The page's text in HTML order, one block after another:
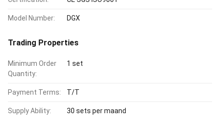
Model Number: DGX
Trading Properties
Minimum Order
Quantity:
1 set
Payment Terms: T/T
Supply Ability: 30 sets per maand